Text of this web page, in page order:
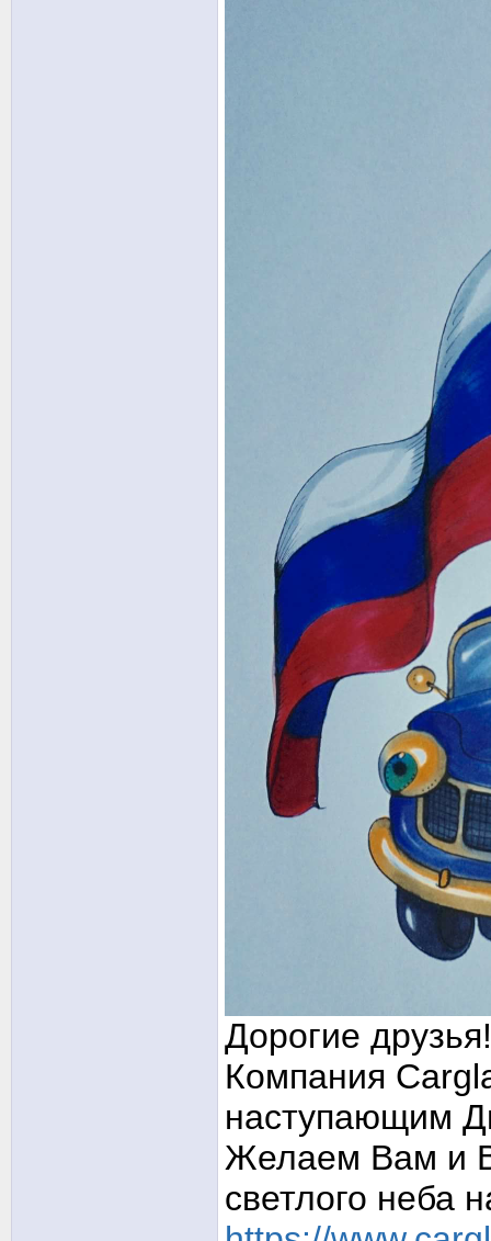
Дорогие друзья!
Компания
наступающим
Желаем Вам и
светлого неба